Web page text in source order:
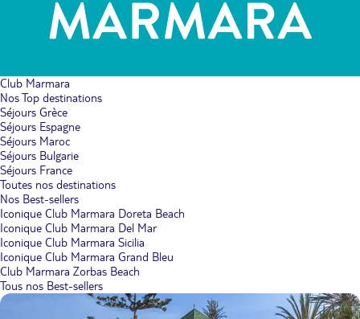
Club Marmara
Nos Top destinations
Séjours Grèce
Séjours Espagne
Séjours Maroc
Séjours Bulgarie
Séjours France
Toutes nos destinations
Nos Best-sellers
Iconique Club Marmara Doreta Beach
Iconique Club Marmara Del Mar
Iconique Club Marmara Sicilia
Iconique Club Marmara Grand Bleu
Club Marmara Zorbas Beach
Tous nos Best-sellers